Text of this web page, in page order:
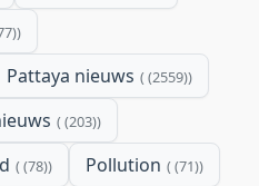
Pattaya nieuws (2559)
(203)
(78) Pollution (71)